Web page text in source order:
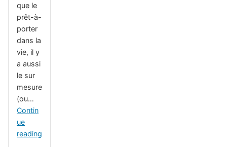
que le
prêt-à-
porter
dans la
vie, il y
a aussi
le sur
mesure
(ou…
Contin
ue
reading